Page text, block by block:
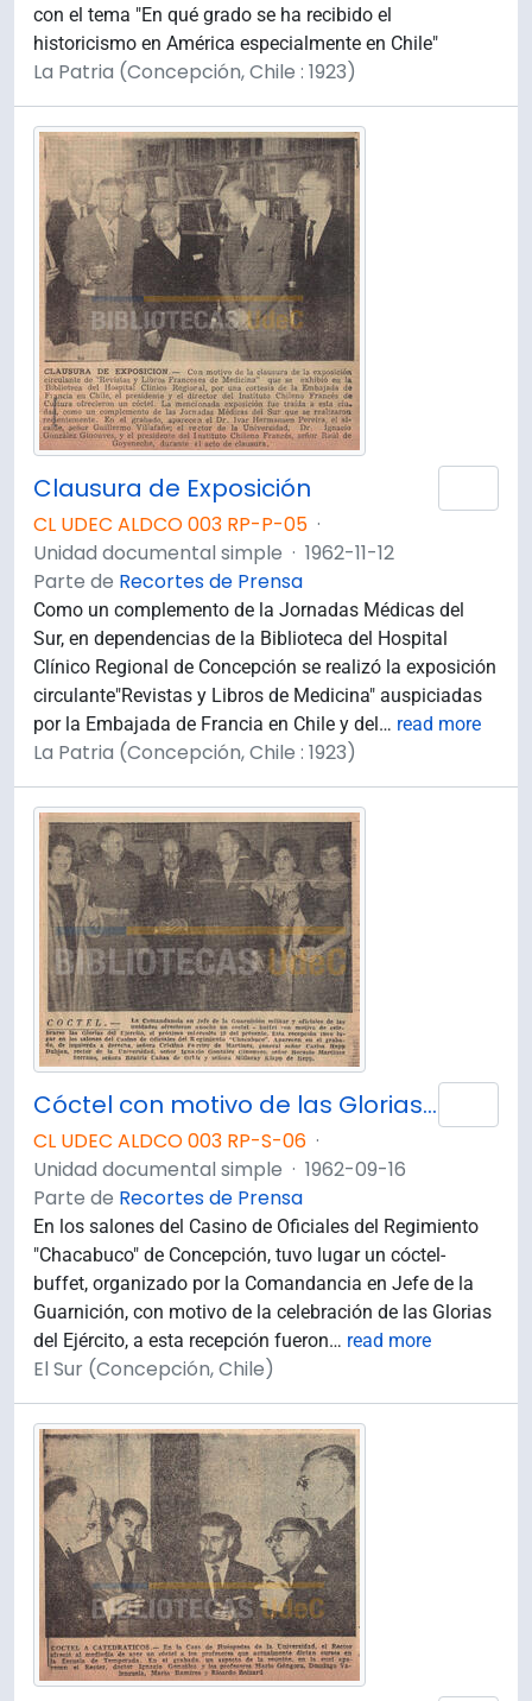
con el tema "En qué grado se ha recibido el
historicismo en América especialmente en Chile"
La Patria (Concepción, Chile : 1923)
Clausura de Exposición
CL UDEC ALDCO 003 RP-P-05 ·
Unidad documental simple · 1962-11-12
Parte de Recortes de Prensa
Como un complemento de la Jornadas Médicas del
Sur, en dependencias de la Biblioteca del Hospital
Clínico Regional de Concepción se realizó la exposición
circulante"Revistas y Libros de Medicina" auspiciadas
por la Embajada de Francia en Chile y del… read more
La Patria (Concepción, Chile : 1923)
Cóctel con motivo de las Glorias del Ejército.
CL UDEC ALDCO 003 RP-S-06 ·
Unidad documental simple · 1962-09-16
Parte de Recortes de Prensa
En los salones del Casino de Oficiales del Regimiento
"Chacabuco" de Concepción, tuvo lugar un cóctel-
buffet, organizado por la Comandancia en Jefe de la
Guarnición, con motivo de la celebración de las Glorias
del Ejército, a esta recepción fueron… read more
El Sur (Concepción, Chile)